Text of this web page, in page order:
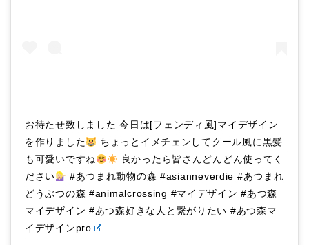
お待たせ致しました 今日は[フェンディ風]マイデザイン
を作りました
ちょっとイメチェンしてクール風に黒髪
も可愛いですね
良かったら皆さんどんどん使ってく
ださい
#あつまれ動物の森 #asianneverdie #あつまれ
どうぶつの森 #animalcrossing #マイデザイン #あつ森
マイデザイン #あつ森好きな人と繋がりたい #あつ森マ
イデザインpro